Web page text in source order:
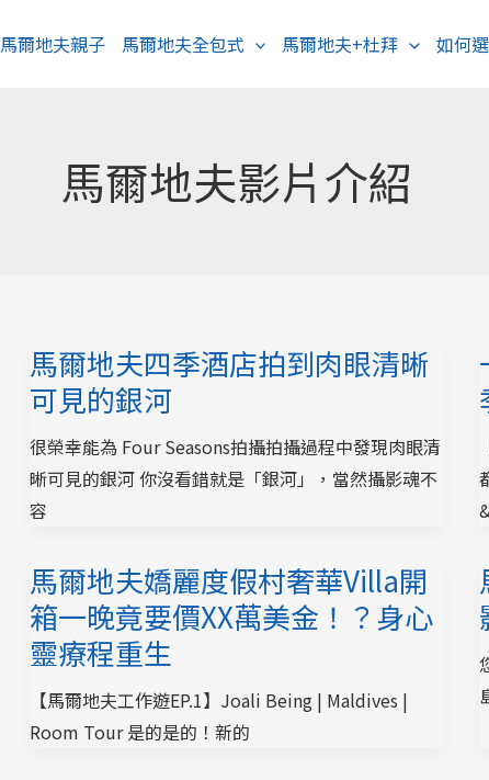
馬爾地夫親子 馬爾地夫全包式 馬爾地夫+杜拜 如何
馬爾地夫影片介紹
馬爾地夫四季酒店拍到肉眼清晰
可見的銀河
很榮幸能為 Four Seasons拍攝拍攝過程中發現肉眼清
晰可見的銀河 你沒看錯就是「銀河」，當然攝影魂不
容
馬爾地夫嬌麗度假村奢華Villa開
箱一晚竟要價XX萬美金！？身心
靈療程重生
【馬爾地夫工作遊EP.1】Joali Being | Maldives |
Room Tour 是的是的！新的